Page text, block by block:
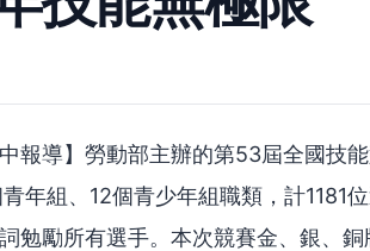
中報導】勞動部主辦的第53屆全國技
年組、12個青少年組職類，計1181
勉勵所有選手。本次競賽金、銀、